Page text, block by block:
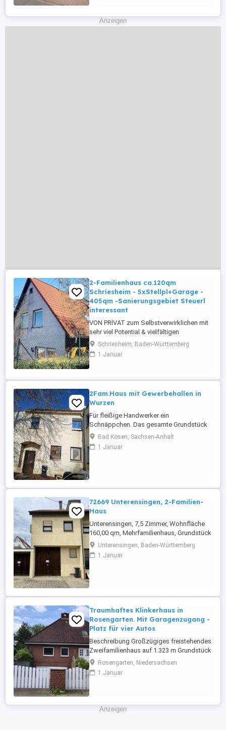
befindet sich eine großzügige
Anzeigen
2-Familienhaus ca.120qm
Schriesheim - 5xStellpl+Garage -
405qm -Sanierungsgebiet Steuerl
interessant
VON PRIVAT zum Selbstverwirklichen mit
sehr viel Potential & vielfältigen
Möglichkeiten. BITTE keine Makler - Es
wird provisionsfrei von privat verkauft.
Bitte komplett lesen dann anrufen & gerne
Schriesheim, Baden-Württemberg
1 Januar
2Fam.Haus mit Gewerbehallen in
Wurzen
Für fleißige Handwerker ein
Schnäppchen. Das gesamte Grundstück
mus saniert und renoviert werden, wer die
Arbeit aber nicht scheut,kann sich hier
verwirklichen. Das Grundstück ist 2009qm
werden. Laut ...
Bad Kösen, Sachsen-Anhalt
1 Januar
72669 Unterensingen, 2-Familien-
Haus
Unterensingen, 7,5 Zimmer, Wohnfläche
160,00 qm, Mehrfamilienhaus, Grundstück
289,00 qm, Provisionsfrei. Bj. 1985, 2
Garagen u. 1 KFZ-Stellplatz, Wohnung 1:
2-Zi.-EG mit ca. 50 qm und Terrasse, EBK,
Unterensingen, Baden-Württemberg
1 Januar
Traumhaftes Klinkerhaus in
Rosengarten. Mit Garagenzugang -
Platz für vier Autos
Beschreibung Großzügiges freistehendes
Zweifamilienhaus auf 1.323 m Grundstück
in Rosengarten-Nenndorf
PROVISIONSFREI VON PRIVAT (KEINE
MAKLERPROVISION!) ECKDATEN
Zimmeranzahl: 7 Zimmer Baujahr: 1989
Zustand: Sehr gepflegt Verfügbarkeit: ...
Rosengarten, Niedersachsen
1 Januar
Anzeigen